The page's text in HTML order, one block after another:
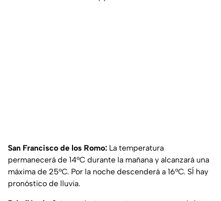
San Francisco de los Romo: La temperatura
permanecerá de 14°C durante la mañana y alcanzará una
máxima de 25°C. Por la noche descenderá a 16°C. SÍ hay
pronóstico de lluvia.